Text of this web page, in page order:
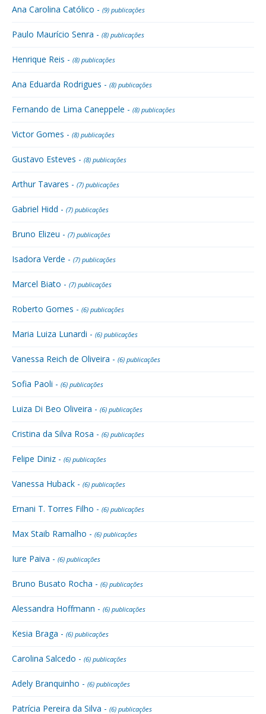
Ana Carolina Católico - (9) publicações
Paulo Maurício Senra - (8) publicações
Henrique Reis - (8) publicações
Ana Eduarda Rodrigues - (8) publicações
Fernando de Lima Caneppele - (8) publicações
Victor Gomes - (8) publicações
Gustavo Esteves - (8) publicações
Arthur Tavares - (7) publicações
Gabriel Hidd - (7) publicações
Bruno Elizeu - (7) publicações
Isadora Verde - (7) publicações
Marcel Biato - (7) publicações
Roberto Gomes - (6) publicações
Maria Luiza Lunardi - (6) publicações
Vanessa Reich de Oliveira - (6) publicações
Sofia Paoli - (6) publicações
Luiza Di Beo Oliveira - (6) publicações
Cristina da Silva Rosa - (6) publicações
Felipe Diniz - (6) publicações
Vanessa Huback - (6) publicações
Ernani T. Torres Filho - (6) publicações
Max Staib Ramalho - (6) publicações
Iure Paiva - (6) publicações
Bruno Busato Rocha - (6) publicações
Alessandra Hoffmann - (6) publicações
Kesia Braga - (6) publicações
Carolina Salcedo - (6) publicações
Adely Branquinho - (6) publicações
Patrícia Pereira da Silva - (6) publicações